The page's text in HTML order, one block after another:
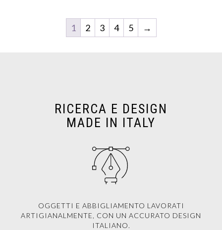
1 2 3 4 5 →
RICERCA E DESIGN
MADE IN ITALY
OGGETTI E ABBIGLIAMENTO LAVORATI
ARTIGIANALMENTE, CON UN ACCURATO DESIGN
ITALIANO.